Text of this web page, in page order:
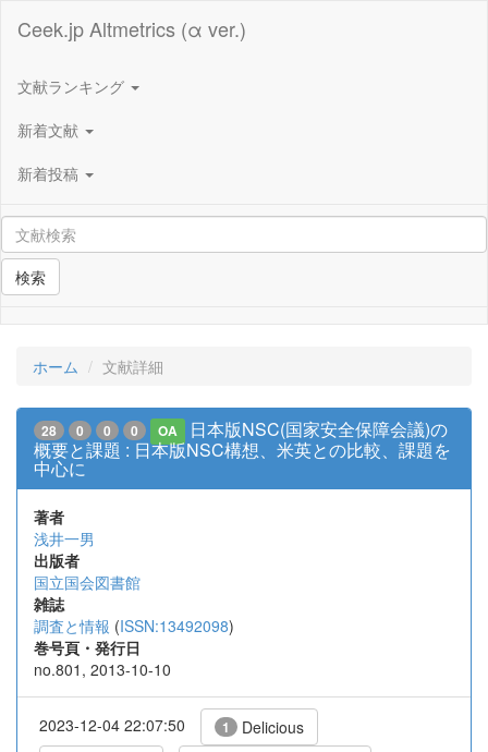
Ceek.jp Altmetrics (α ver.)
文献ランキング
新着文献
新着投稿
検索
ホーム 文献詳細
28 0 0 0 OA
日本版NSC(国家安全保障会議)の
概要と課題 : 日本版NSC構想、米英との比較、課題を
中心に
著者
浅井一男
出版者
国立国会図書館
雑誌
調査と情報 (ISSN:13492098)
巻号頁・発行日
no.801, 2013-10-10
2023-12-04 22:07:50 1 Delicious